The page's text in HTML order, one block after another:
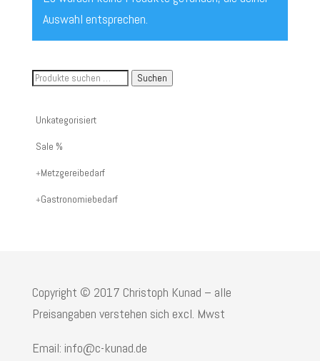
Auswahl entsprechen.
Suche
Artikelnummer
oder
Suchen
Unkategorisiert
Sale %
Metzgereibedarf
Gastronomiebedarf
Copyright © 2017 Christoph Kunad – alle
Preisangaben verstehen sich excl. Mwst
Email: info@c-kunad.de